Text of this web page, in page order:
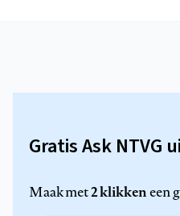
Gratis Ask NTVG
Maak met2 klikkeneen